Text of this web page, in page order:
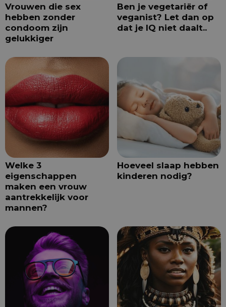
Vrouwen die sex
hebben zonder
condoom zijn
gelukkiger
Ben je vegetariër of
veganist? Let dan op
dat je IQ niet daalt..
Welke 3
eigenschappen
maken een vrouw
aantrekkelijk voor
mannen?
Hoeveel slaap hebben
kinderen nodig?